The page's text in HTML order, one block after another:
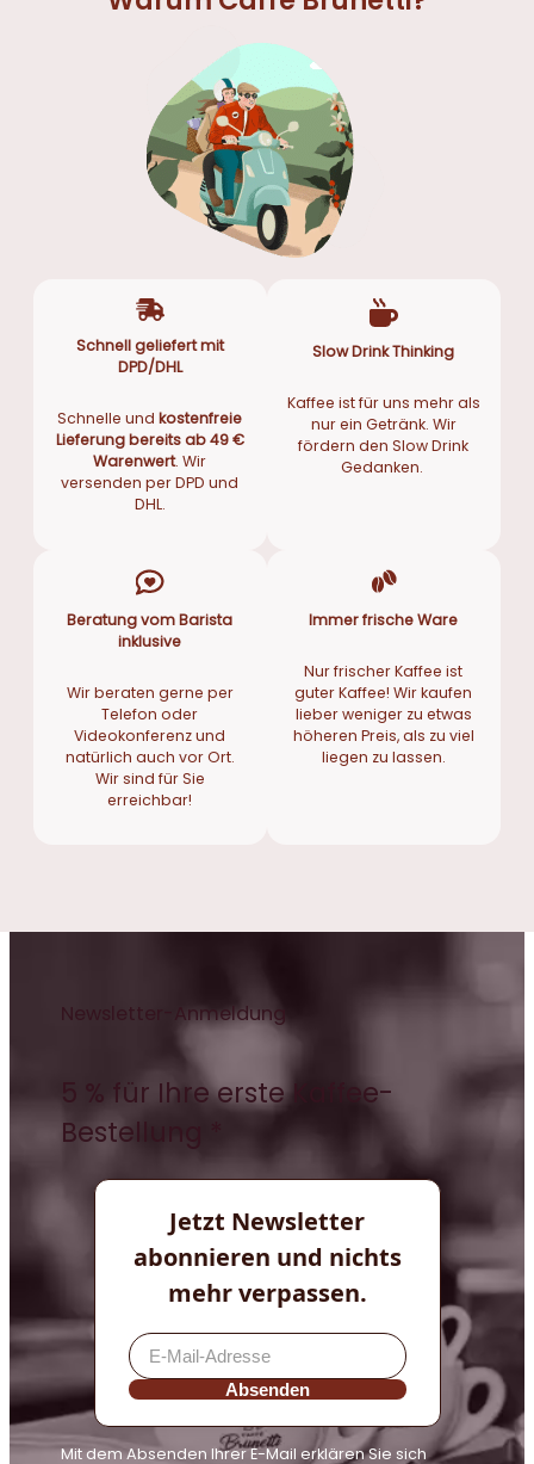
Schnell geliefert mit
DPD/DHL
Schnelle undkostenfreie
Lieferung bereits ab 49 €
Warenwert. Wir
versenden per DPD und
DHL.
Slow Drink Thinking
Kaffee ist für uns mehr als
nur ein Getränk. Wir
fördern den Slow Drink
Gedanken.
Beratung vom Barista
inklusive
Wir beraten gerne per
Telefon oder
Videokonferenz und
natürlich auch vor Ort.
Wir sind für Sie
erreichbar!
Immer frische Ware
Nur frischer Kaffee ist
guter Kaffee! Wir kaufen
lieber weniger zu etwas
höheren Preis, als zu viel
liegen zu lassen.
Newsletter-Anmeldung
5 % für Ihre erste Kaffee-
Bestellung *
Jetzt Newsletter
abonnieren und nichts
mehr verpassen.
Absenden
Mit dem Absenden Ihrer E-Mail erklären Sie sich